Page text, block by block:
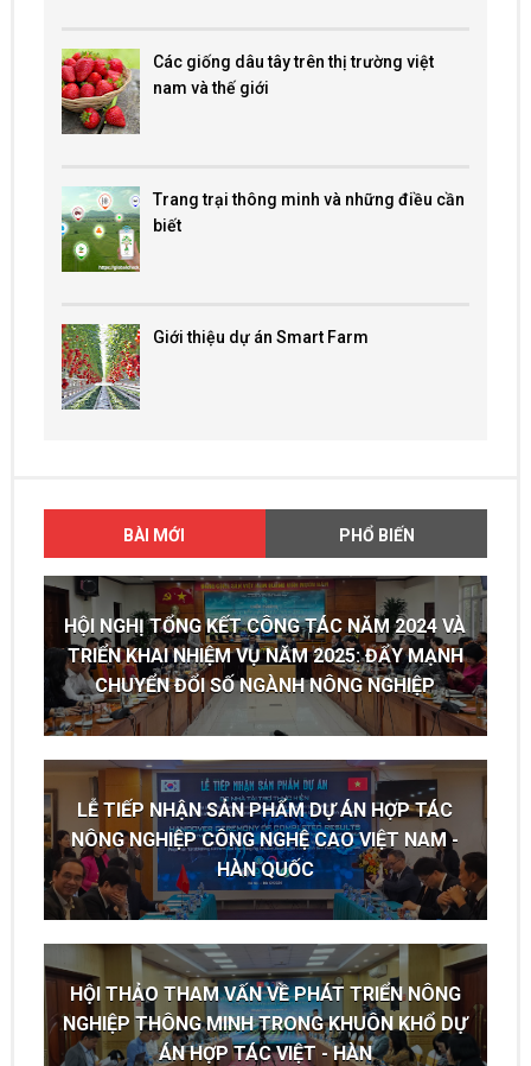
Các giống dâu tây trên thị trường việt
nam và thế giới
Trang trại thông minh và những điều cần
biết
Giới thiệu dự án Smart Farm
BÀI MỚI PHỔ BIẾN
HỘI NGHỊ TỔNG KẾT CÔNG TÁC NĂM 2024 VÀ
TRIỂN KHAI NHIỆM VỤ NĂM 2025: ĐẨY MẠNH
CHUYỂN ĐỔI SỐ NGÀNH NÔNG NGHIỆP
LỄ TIẾP NHẬN SẢN PHẨM DỰ ÁN HỢP TÁC
NÔNG NGHIỆP CÔNG NGHỆ CAO VIỆT NAM -
HÀN QUỐC
HỘI THẢO THAM VẤN VỀ PHÁT TRIỂN NÔNG
NGHIỆP THÔNG MINH TRONG KHUÔN KHỔ DỰ
ÁN HỢP TÁC VIỆT - HÀN